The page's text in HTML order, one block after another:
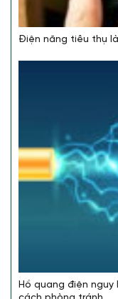
Điện năng tiêu thụ
Hồ quang điện nguy